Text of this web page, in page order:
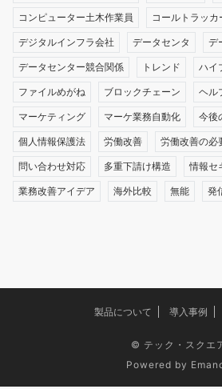
コンピューター土木作業員 コールトラッカ
デジタルインフラ会社 データセンタ デ
データセンター競合関係 トレンド ハイ
ファイルめがね ブロックチェーン ヘル
マーケティング マーケ業務自動化 今後
個人情報保護法 労働改善 労働改善の必
問い合わせ対応 多重下請け構造 情報セ
業務改善アイデア 海外比較 無能 発
製品について 導入事例
© テック・スクエ
Powered by